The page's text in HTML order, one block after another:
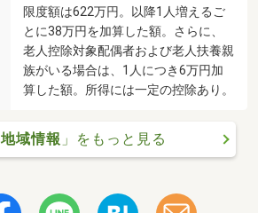
限度額は622万円。以降1人増えるご
とに38万円を加算した額。さらに、
老人控除対象配偶者および老人扶養親
族がいる場合は、1人につき6万円加
算した額。所得には一定の控除あり。
地域情報 」をもっと見る